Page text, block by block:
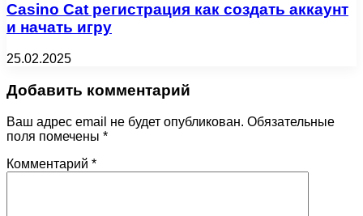
Casino Cat регистрация как создать аккаунт
и начать игру
25.02.2025
Добавить комментарий
Ваш адрес email не будет опубликован. Обязательные
поля помечены *
Комментарий *